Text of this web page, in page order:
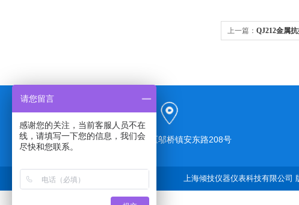
上一篇： QJ212金属
上海市奉贤区邬桥镇安东路208号
上海倾技仪器仪表科技有限公司
请您留言
感谢您的关注，当前客服人员不在
线，请填写一下您的信息，我们会
尽快和您联系。